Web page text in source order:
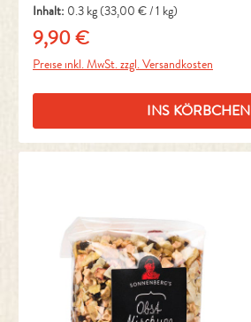
Inhalt: 0.3 kg(33,00 € / 1 kg)
Regulärer Preis:
9,90 €
Preise inkl. MwSt. zzgl. Versandkosten
INS KÖRBCHEN